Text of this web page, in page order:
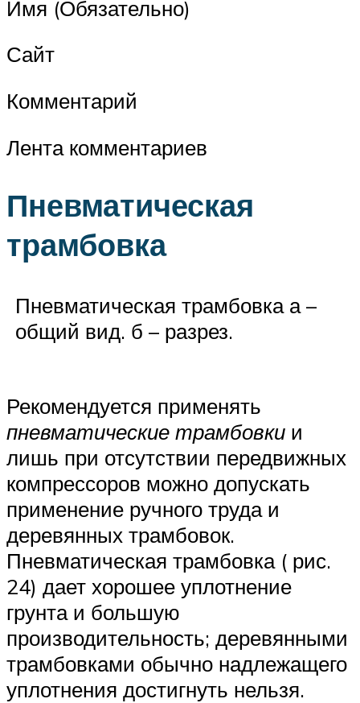
Имя (Обязательно)
Сайт
Комментарий
Лента комментариев
Пневматическая
трамбовка
Пневматическая трамбовка а –
общий вид. б – разрез.
Рекомендуется применять
пневматические трамбовки и
лишь при отсутствии передвижных
компрессоров можно допускать
применение ручного труда и
деревянных трамбовок.
Пневматическая трамбовка ( рис.
24) дает хорошее уплотнение
грунта и большую
производительность; деревянными
трамбовками обычно надлежащего
уплотнения достигнуть нельзя.